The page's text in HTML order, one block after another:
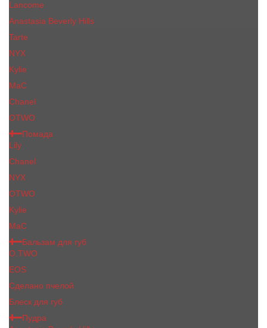
Lancome
Anastasia Beverly Hills
Tarte
NYX
Kylie
MaC
Сhanеl
OTWO
Помада
Lily
Chanel
NYX
OTWO
Kylie
МаС
Бальзам для губ
O.TWO
EOS
Сделано пчелой
Блеск для губ
Пудра